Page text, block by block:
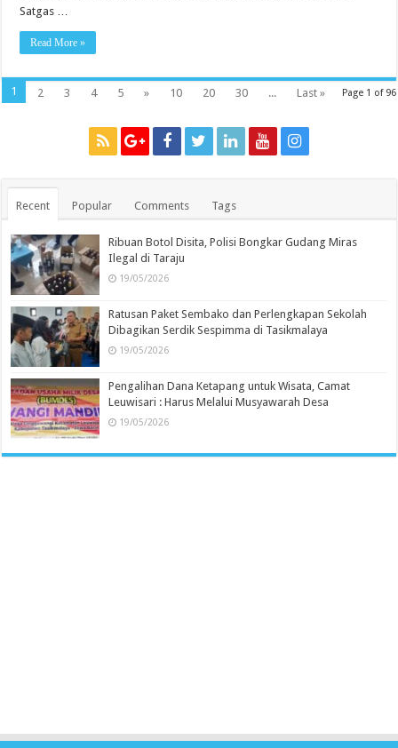
Satgas …
Read More »
Page 1 of 96
1 2 3 4 5 » 10 20 30 ... Last »
Recent Popular Comments Tags
Ribuan Botol Disita, Polisi Bongkar Gudang Miras
Ilegal di Taraju
19/05/2026
Ratusan Paket Sembako dan Perlengkapan Sekolah
Dibagikan Serdik Sespimma di Tasikmalaya
19/05/2026
Pengalihan Dana Ketapang untuk Wisata, Camat
Leuwisari : Harus Melalui Musyawarah Desa
19/05/2026